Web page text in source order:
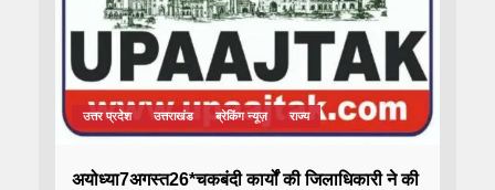
उत्तर प्रदेश उत्तराखंड ब्रेकिंग न्यूज़ राज्य
अयोध्या7अगस्त26*चकबंदी कार्यों की जिलाधिकारी ने की